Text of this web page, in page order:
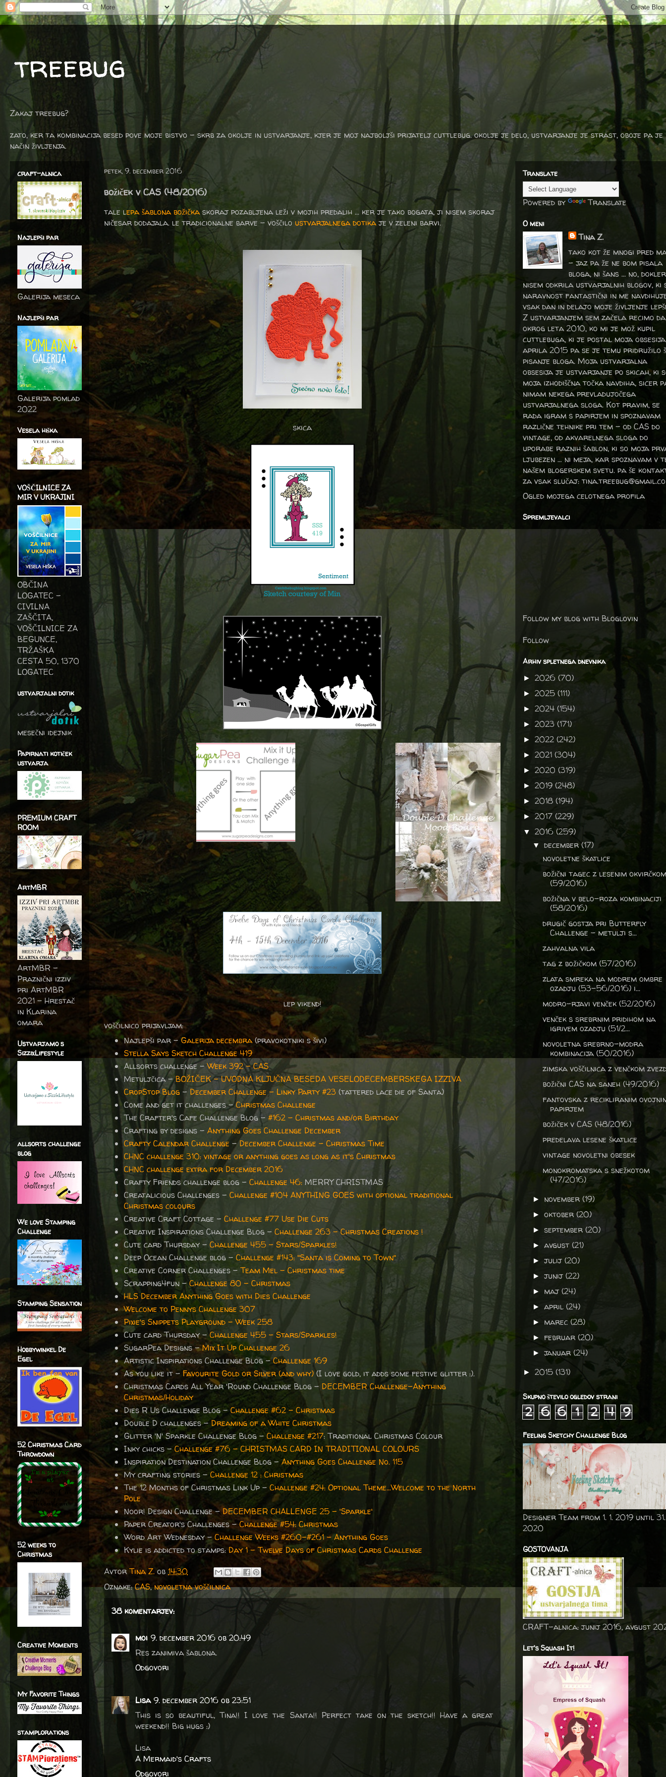
treebug
Zakaj treebug?
zato, ker ta kombinacija besed pove moje bistvo - skrb za okolje in ustvarjanje, kjer je moj najboljši prijatelj cuttlebug. okolje je delo, ustvarjanje je strast, oboje pa je
način življenja.
petek, 9. december 2016
božiček v CAS (48/2016)
tale lepa šablona božičkaskoraj pozabljena leži v mojih predalih ... ker je tako bogata, ji nisem skoraj
ničesar dodajala. le tradicionalne barve - voščilo ustvarjalnega dotikaje v zeleni barvi.
skica
lep vikend!
voščilnico prijavljam:
Najlepši par -Galerija decembra(pravokotniki s šivi)
Stella Says Sketch Challenge 419
Allsorts challenge -Week 392 - CAS
Metuljčica -BOŽIČEK - UVODNA KLJUČNA BESEDA VESELODECEMBERSKEGA IZZIVA
CropStop Blog - December Challenge – Linky Party #23 (tattered lace die of Santa)
Come and get it challenges -Christmas Challenge
The Crafter's Cafe Challenge Blog - #162 - Christmas and/or Birthday
Crafting by designs - Anything Goes Challenge December
Crafty Calendar Challenge -December Challenge - Christmas Time
CHNC challenge 310: vintage or anything goes as long as it's Christmas
CHNC challenge extra for December 2016
Crafty Friends challenge blog - Challenge 46: MERRY CHRISTMAS
Creatalicious Challenges - Challenge #104 ANYTHING GOES with optional traditional
Christmas colours
Creative Craft Cottage - Challenge #77 Use Die Cuts
Creative Inspirations Challenge Blog - Challenge 263 - Christmas Creations !
Cute card Thursday - Challenge 455 - Stars/Sparkles!
Deep Ocean Challenge blog - Challenge #143: "Santa is Coming to Town"
Creative Corner Challenges -Team Mel - Christmas time
Scrapping4fun -Challenge 80 - Christmas
HLS December Anything Goes with Dies Challenge
Welcome to Pennys Challenge 307
Pixie's Snippets Playground - Week 258
Cute card Thursday -Challenge 455 - Stars/Sparkles!
SugarPea Designs -Mix It Up Challenge 26
Artistic Inspirations Challenge Blog -Challenge 169
As you like it - Favourite Gold or Silver (and why) (I love gold, it adds some festive glitter :).
Christmas Cards All Year 'Round Challenge Blog - DECEMBER Challenge-Anything
Christmas/Holiday
Dies R Us Challenge Blog -Challenge #62 - Christmas
Double D challenges -Dreaming of a White Christmas
Glitter 'N' Sparkle Challenge Blog -Challenge #217: Traditional Christmas Colour
Inky chicks - Challenge #76 - CHRISTMAS CARD IN TRADITIONAL COLOURS
Inspiration Destination Challenge Blog - Anything Goes Challenge No. 115
My crafting stories - Challenge 12 : Christmas
The 12 Months of Christmas Link Up - Challenge #24: Optional Theme...Welcome to the North
Pole
Noor! Design Challenge -DECEMBER CHALLENGE 25 - 'Sparkle'
Paper Creator's Challenges -Challenge #54: Christmas
Word Art Wednesday - Challenge Weeks #260-#261 - Anything Goes
Kylie is addicted to stamps:Day 1 - Twelve Days of Christmas Cards Challenge
AvtorTina Z. ob 14:30
Oznake:CAS, novoletna voščilnica
38 komentarjev:
moi 9. december 2016 ob 20:49
Res zanimiva šablona.
Odgovori
Lisa 9. december 2016 ob 23:51
This is so beautiful, Tina!! I love the Santa!! Perfect take on the sketch!! Have a great
weekend!! Big hugs :)
Lisa
A Mermaid's Crafts
Odgovori
craft-alnica
Najlepši par
Galerija meseca
Najlepši par
Galerija pomlad
2022
Vesela hiška
VOŠČILNICE ZA
MIR V UKRAJINI
OBČINA
LOGATEC -
CIVILNA
ZAŠČITA,
VOŠČILNICE ZA
BEGUNCE,
TRŽAŠKA
CESTA 50, 1370
LOGATEC
ustvarjalni dotik
mesečni idejnik
Papirnati kotiček
ustvarja
PREMIUM CRAFT
ROOM
ArtMBR
ArtMBR -
Praznični izziv
pri ArtMBR
2021 – Hrestač
in Klarina
omara
Ustvarjamo s
SizzixLifestyle
allsorts challenge
blog
We love Stamping
Challenge
Stamping Sensation
Hobbywinkel De
Egel
52 Christmas Card
Throwdown
52 weeks to
Christmas
Creative Moments
My Favorite Things
stamplorations
Translate
Powered by Translate
O meni
Tina Z.
tako kot že mnogi pred
- jaz pa že ne bom pisala
bloga, ni šans ... no, dokler
nisem odkrila ustvarjalnih blogov, ki
naravnost fantastični in me
vsak dan in delajo moje življenje
Z ustvarjanjem sem začela recimo da
okrog leta 2010, ko mi je mož kupil
cuttlebuga, ki je postal moja
aprila 2015 pa se je temu pridružilo
pisanje bloga. Moja ustvarjalna
obsesija je ustvarjanje po skicah, ki
moja izhodiščna točka navdiha, sicer
nimam nekega prevladujočega
ustvarjalnega sloga. Kot pravim, se
rada igram s papirjem in spoznavam
različne tehnike pri tem – od CAS do
vintage, od akvarelnega sloga do
uporabe raznih šablon, ki so moja
ljubezen … ni meja, kar spoznavam v
našem blogerskem svetu. pa še
za vsak slučaj:
Ogled mojega celotnega profila
Spremljevalci
Follow my blog with Bloglovin
Follow
Arhiv spletnega dnevnika
► 2026 (70)
► 2025 (111)
► 2024 (154)
► 2023 (171)
► 2022 (242)
► 2021 (304)
► 2020 (319)
► 2019 (248)
► 2018 (194)
► 2017 (229)
▼ 2016 (259)
▼december(17)
novoletne škatlice
božični tagec z lesenim okvirčkom
(59/2016)
božična v belo-roza kombinaciji
(58/2016)
drugič gostja pri Butterfly
Challenge - metulji s...
zahvalna vila
tag z božičkom (57/2016)
zlata smreka na modrem ombre
ozadju (53-56/2016) i...
modro-rjavi venček (52/2016)
venček s srebrnim pridihom na
igrivem ozadju (51/2...
novoletna srebrno-modra
kombinacija (50/2016)
zimska voščilnica z venčkom
božični CAS na saneh (49/2016)
fantovska z recikliranim
papirjem
božiček v CAS (48/2016)
predelava lesene škatlice
vintage novoletni obesek
monokromatska s snežkotom
(47/2016)
► november(19)
►oktober(20)
►september(20)
►avgust(21)
►julij(20)
►junij(22)
► maj(24)
►april(24)
► marec(28)
►februar(20)
►januar(24)
► 2015 (131)
Skupno število ogledov strani
2 6 6 1 2 4 9
Feeling Sketchy Challenge Blog
Designer Team from 1. 1. 2019 until
2020
GOSTOVANJA
CRAFT-alnica: junij 2016, avgust
Let's Squash It!